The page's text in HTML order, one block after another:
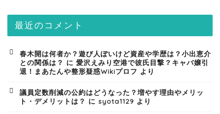
最近のコメント
春木開は何者か？遊び人ぽいけど資産や学歴は？小出恵介
との関係は？ に 愛沢えみり空港で彼氏目撃？キャバ嬢引
退！まあたんや整形疑惑Wikiプロフ より
議員定数削減の公約はどうなった？増やす理由やメリッ
ト・デメリットは？ に syota1129 より